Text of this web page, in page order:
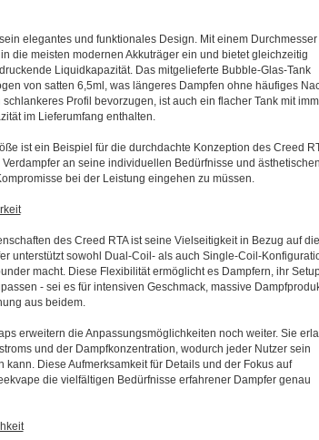
elegantes und funktionales Design. Mit einem Durchmesser
die meisten modernen Akkuträger ein und bietet gleichzeitig
Liquidkapazität. Das mitgelieferte Bubble-Glas-Tank
von satten 6,5ml, was längeres Dampfen ohne häufiges
Profil bevorzugen, ist auch ein flacher Tank mit
im Lieferumfang enthalten.
ist ein Beispiel für die durchdachte Konzeption des Creed
an seine individuellen Bedürfnisse und ästhetischen
bei der Leistung eingehen zu müssen.
des Creed RTA ist seine Vielseitigkeit in Bezug auf die
unterstützt sowohl Dual-Coil- als auch Single-Coil-
macht. Diese Flexibilität ermöglicht es Dampfern, ihr
- sei es für intensiven Geschmack, massive
aus beidem.
erweitern die Anpassungsmöglichkeiten noch weiter. Sie
und der Dampfkonzentration, wodurch jeder Nutzer sein
kann. Diese Aufmerksamkeit für Details und der Fokus auf
die vielfältigen Bedürfnisse erfahrener Dampfer genau